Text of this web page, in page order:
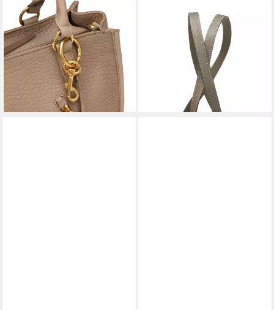
MARC O'POLO
Shopper aus strukturiertem
Schafleder
178,95 € UVP279,95 €
-36%
lieferbar - in 2-3 Werktagen bei dir
Shopper Tana
UVP379,95 €
lieferbar - in 2-3 Werktagen bei dir